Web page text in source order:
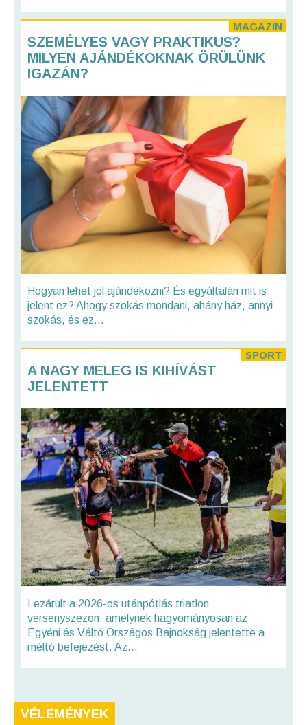
MAGAZIN
SZEMÉLYES VAGY PRAKTIKUS?
MILYEN AJÁNDÉKOKNAK ÖRÜLÜNK
IGAZÁN?
Hogyan lehet jól ajándékozni? És egyáltalán mit is
jelent ez? Ahogy szokás mondani, ahány ház, annyi
szokás, és ez...
SPORT
A NAGY MELEG IS KIHÍVÁST
JELENTETT
Lezárult a 2026-os utánpótlás triatlon
versenyszezon, amelynek hagyományosan az
Egyéni és Váltó Országos Bajnokság jelentette a
méltó befejezést. Az...
VÉLEMÉNYEK